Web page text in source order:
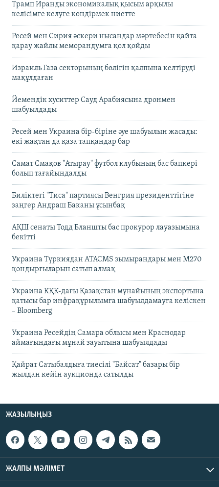
Трамп Иранды экономикалық қысым арқылы
келісімге келуге көндірмек ниетте
Ресей мен Сирия әскери нысандар мәртебесін қайта
қарау жайлы меморандумға қол қойды
Израиль Газа секторының бөлігін қалпына келтіруді
мақұлдаған
Йемендік хуситтер Сауд Арабиясына дронмен
шабуылдады
Ресей мен Украина бір-біріне әуе шабуылын жасады:
екі жақтан да қаза тапқандар бар
Самат Смақов "Атырау" футбол клубының бас бапкері
болып тағайындалды
Биліктегі "Тиса" партиясы Венгрия президенттігіне
заңгер Андраш Баканы ұсынбақ
АҚШ сенаты Тодд Бланшты бас прокурор лауазымына
бекітті
Украина Түркиядан ATACMS зымырандары мен M270
қондырғыларын сатып алмақ
Украина КҚК-дағы Қазақстан мұнайының экспортына
қатысы бар инфрақұрылымға шабуылдамауға келіскен
– Bloomberg
Украина Ресейдің Самара облысы мен Краснодар
аймағындағы мұнай зауытына шабуылдады
Қайрат Сатыбалдыға тиесілі "Байсат" базары бір
жылдан кейін аукционда сатылды
ЖАЗЫЛЫҢЫЗ
ЖАЛПЫ МӘЛІМЕТ